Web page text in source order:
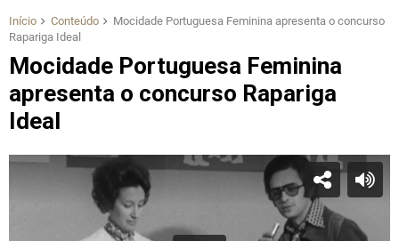
Início Conteúdo
Mocidade Portuguesa Feminina apresenta o concurso
Rapariga Ideal
Mocidade Portuguesa Feminina
apresenta o concurso Rapariga
Ideal